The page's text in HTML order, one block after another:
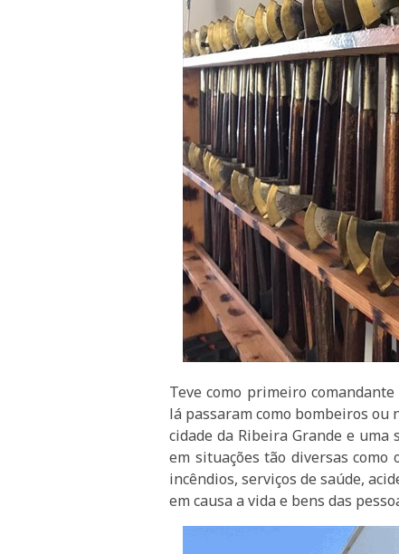
Teve como primeiro
lá passaram como bombeiros ou
cidade da Ribeira Grande e uma
em situações tão diversas como
incêndios, serviços de saúde,
em causa a vida e bens das